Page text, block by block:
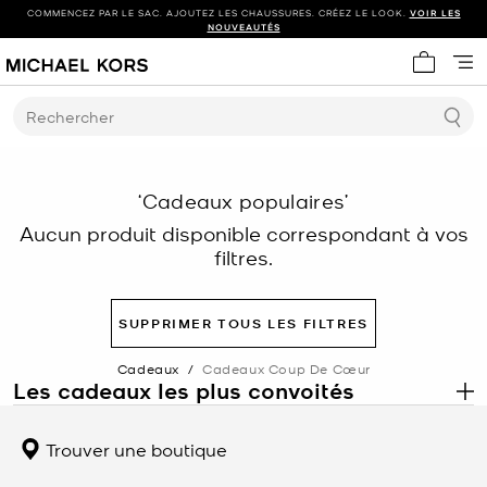
COMMENCEZ PAR LE SAC. AJOUTEZ LES CHAUSSURES. CRÉEZ LE LOOK. VOIR LES
NOUVEAUTÉS
Mon
Rechercher
‘Cadeaux populaires’
Aucun produit disponible correspondant à vos
filtres.
SUPPRIMER TOUS LES FILTRES
Cadeaux / Cadeaux Coup De Cœur
Les cadeaux les plus convoités .
collection soigneusement sélectionnée de sacs à main,
d’accessoires, de montres et de bijoux parmi nos articles les plus
Trouver une boutique